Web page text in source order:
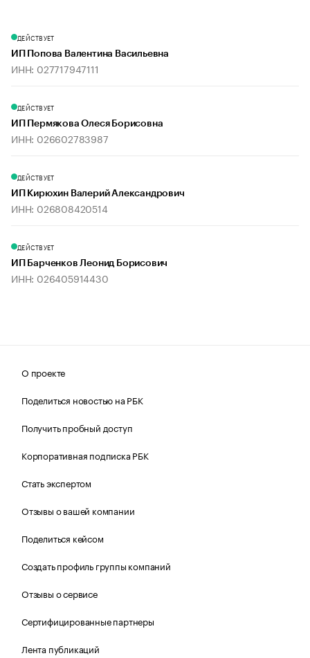
ДЕЙСТВУЕТ
ИП Попова Валентина Васильевна
ИНН: 027717947111
ДЕЙСТВУЕТ
ИП Пермякова Олеся Борисовна
ИНН: 026602783987
ДЕЙСТВУЕТ
ИП Кирюхин Валерий Александрович
ИНН: 026808420514
ДЕЙСТВУЕТ
ИП Барченков Леонид Борисович
ИНН: 026405914430
О проекте
Поделиться новостью на РБК
Получить пробный доступ
Корпоративная подписка РБК
Стать экспертом
Отзывы о вашей компании
Поделиться кейсом
Создать профиль группы компаний
Отзывы о сервисе
Сертифицированные партнеры
Лента публикаций